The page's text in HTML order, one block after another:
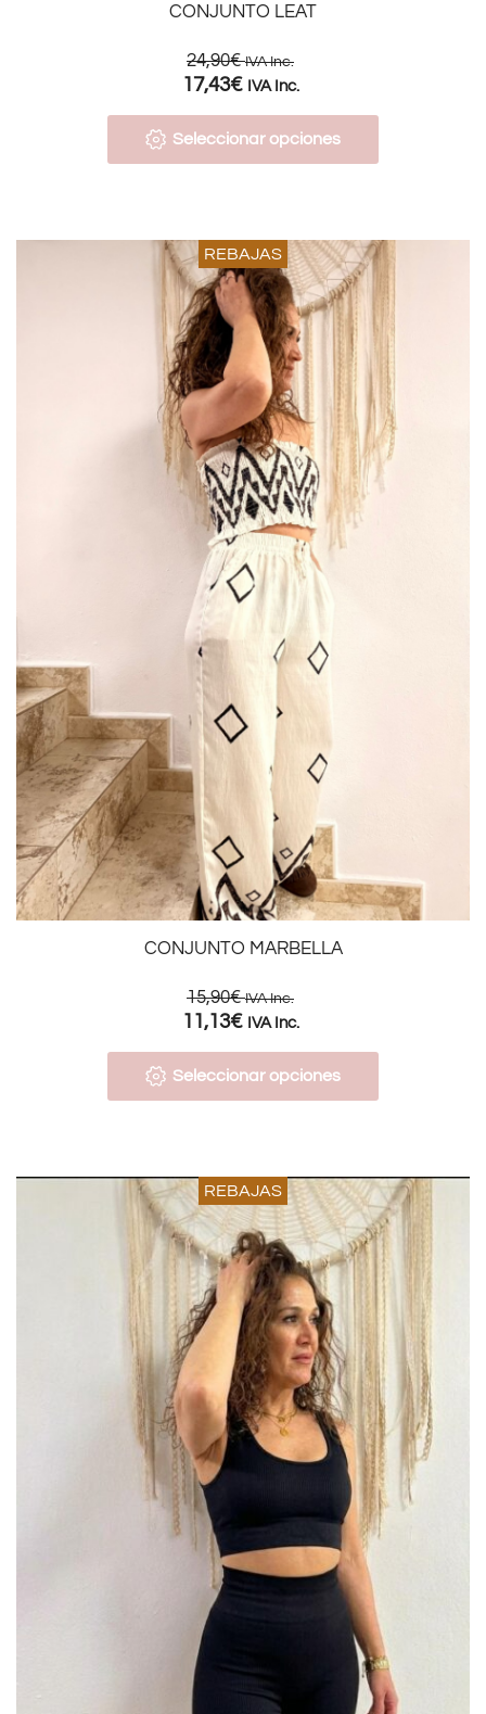
CONJUNTO LEAT
24,90€ IVA Inc.
17,43€ IVA Inc.
Seleccionar opciones
REBAJAS
CONJUNTO MARBELLA
15,90€ IVA Inc.
11,13€ IVA Inc.
Seleccionar opciones
REBAJAS